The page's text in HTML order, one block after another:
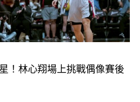
！林心翔場上挑戰偶像賽後